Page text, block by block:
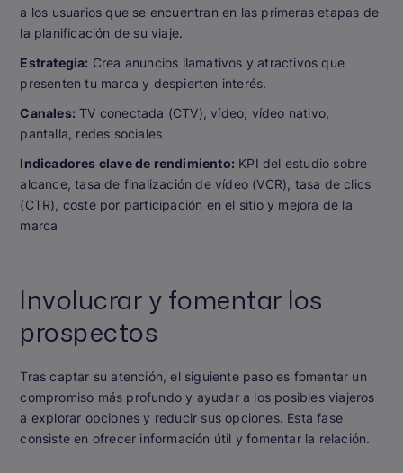
a los usuarios que se encuentran en las primeras etapas de
la planificación de su viaje.
Estrategia: Crea anuncios llamativos y atractivos que
presenten tu marca y despierten interés.
Canales: TV conectada (CTV), vídeo, vídeo nativo,
pantalla, redes sociales
Indicadores clave de rendimiento: KPI del estudio sobre
alcance, tasa de finalización de vídeo (VCR), tasa de clics
(CTR), coste por participación en el sitio y mejora de la
marca
Involucrar y fomentar los
prospectos
Tras captar su atención, el siguiente paso es fomentar un
compromiso más profundo y ayudar a los posibles viajeros
a explorar opciones y reducir sus opciones. Esta fase
consiste en ofrecer información útil y fomentar la relación.